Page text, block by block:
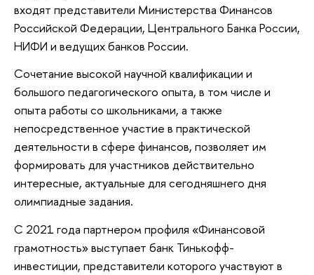
входят представители Министерства Финансов
Российской Федерации, Центрального Банка России,
НИФИ и ведущих банков России.
Сочетание высокой научной квалификации и
большого педагогического опыта, в том числе и
опыта работы со школьниками, а также
непосредственное участие в практической
деятельности в сфере финансов, позволяет им
формировать для участников действительно
интересные, актуальные для сегодняшнего дня
олимпиадные задания.
С 2021 года партнером профиля «Финансовой
грамотность» выступает банк Тинькофф-
инвестиции, представители которого участвуют в